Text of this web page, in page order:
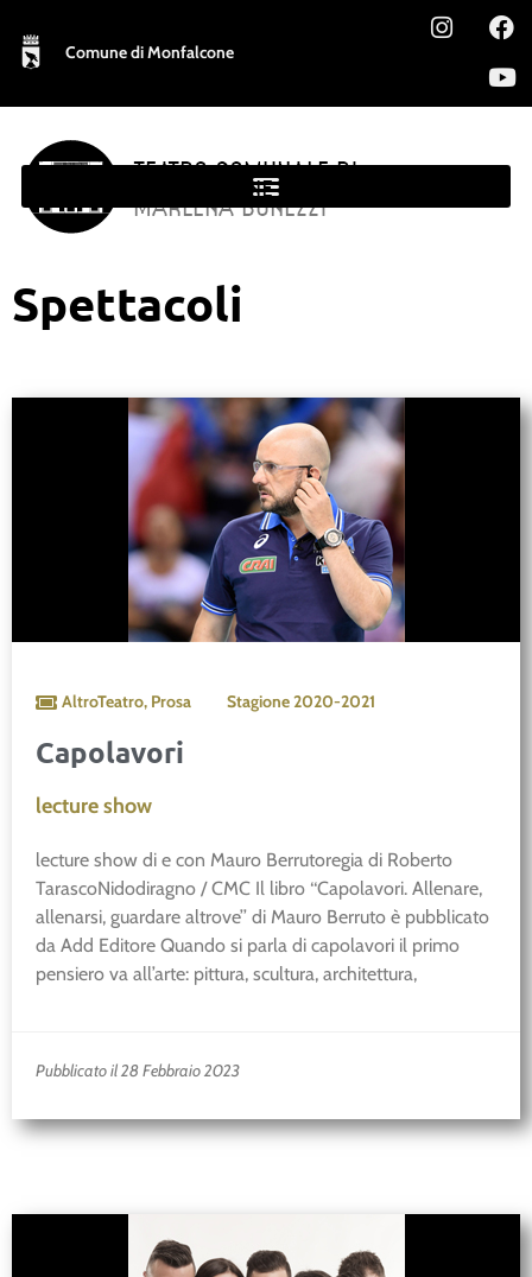
Comune di Monfalcone
TEATRO COMUNALE DI
MONFALCONE
MARLENA BONEZZI
Spettacoli
AltroTeatro, Prosa Stagione2020-2021
Capolavori
lecture show
lecture show di e con Mauro Berrutoregia di Roberto
TarascoNidodiragno / CMC Il libro ‘‘Capolavori. Allenare,
allenarsi, guardare altrove’’ di Mauro Berruto è pubblicato
da Add Editore Quando si parla di capolavori il primo
pensiero va all’arte: pittura, scultura, architettura,
Pubblicato il 28 Febbraio 2023